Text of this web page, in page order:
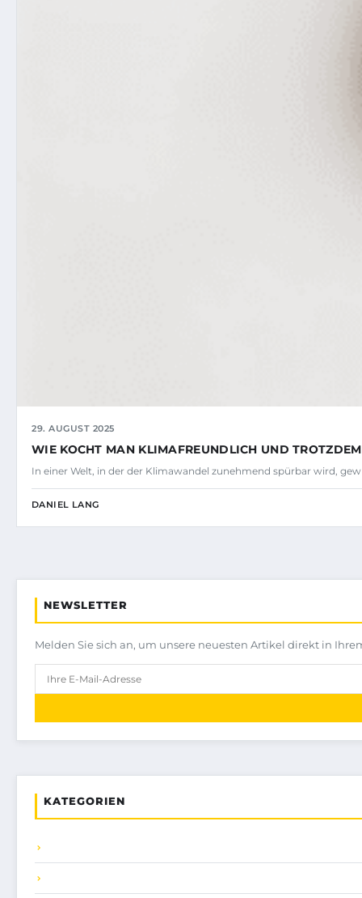
29. AUGUST 2025
WIE KOCHT MAN KLIMAFREUNDLICH UND TROTZDEM
In einer Welt, in der der Klimawandel zunehmend spürbar wird,
DANIEL LANG
NEWSLETTER
Melden Sie sich an, um unsere neuesten Artikel direkt in
KATEGORIEN